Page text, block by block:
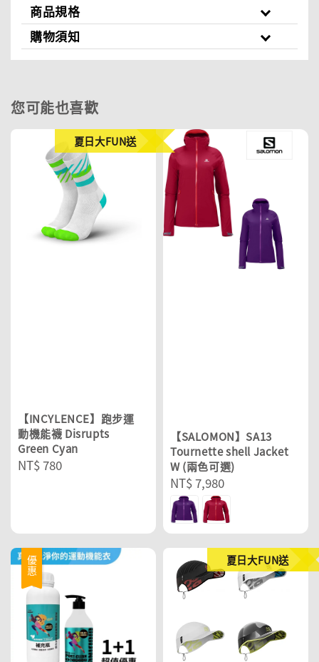
商品規格
購物須知
您可能也喜歡
夏日大FUN送
【INCYLENCE】跑步運
動機能襪 Disrupts
Green Cyan
Regular
NT$ 780
【SALOMON】SA13
Tournette shell Jacket
W (兩色可選)
Regular
price
NT$ 7,980
優惠 夏日大FUN送